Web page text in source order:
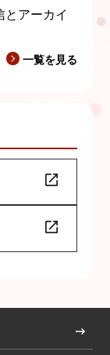
とアーカイ
一覧を見る